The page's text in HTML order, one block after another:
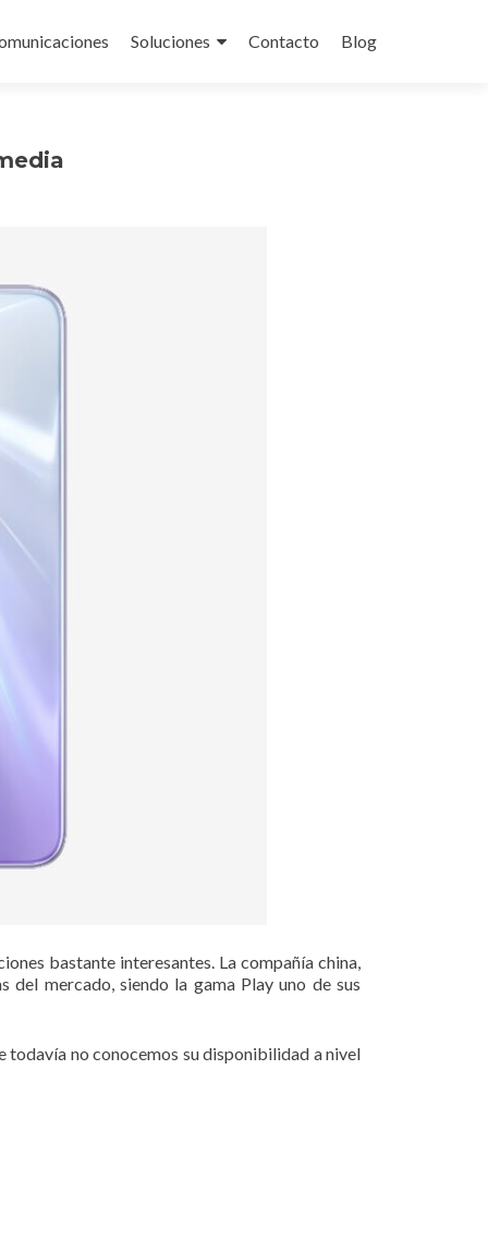
Soluciones Contacto Blog
bastante interesantes. La compañía china,
del mercado, siendo la gama Play uno de sus
todavía no conocemos su disponibilidad a nivel